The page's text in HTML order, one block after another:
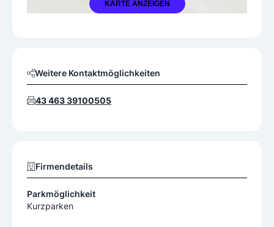
KARTE ANZEIGEN
Weitere Kontaktmöglichkeiten
43 463 39100505
Firmendetails
Parkmöglichkeit
Kurzparken